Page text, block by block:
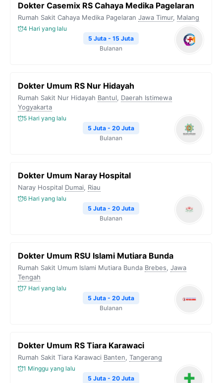
Dokter Casemix RS Cahaya Medika Pagelaran
Rumah Sakit Cahaya Medika Pagelaran Jawa Timur, Malang
4 Hari yang lalu
5 Juta - 15 Juta
Bulanan
Dokter Umum RS Nur Hidayah
Rumah Sakit Nur Hidayah Bantul, Daerah Istimewa
Yogyakarta
5 Hari yang lalu
5 Juta - 20 Juta
Bulanan
Dokter Umum Naray Hospital
Naray Hospital Dumai, Riau
6 Hari yang lalu
5 Juta - 20 Juta
Bulanan
Dokter Umum RSU Islami Mutiara Bunda
Rumah Sakit Umum Islami Mutiara Bunda Brebes, Jawa
Tengah
7 Hari yang lalu
5 Juta - 20 Juta
Bulanan
Dokter Umum RS Tiara Karawaci
Rumah Sakit Tiara Karawaci Banten, Tangerang
1 Minggu yang lalu
5 Juta - 20 Juta